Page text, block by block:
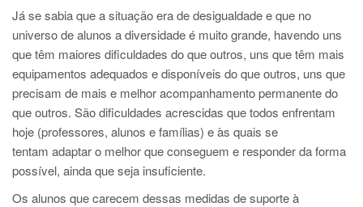
Já se sabia que a situação era de desigualdade e que no
universo de alunos a diversidade é muito grande, havendo uns
que têm maiores dificuldades do que outros, uns que têm mais
equipamentos adequados e disponíveis do que outros, uns que
precisam de mais e melhor acompanhamento permanente do
que outros. São dificuldades acrescidas que todos enfrentam
hoje (professores, alunos e famílias) e às quais se
tentam adaptar o melhor que conseguem e responder da forma
possível, ainda que seja insuficiente.
Os alunos que carecem dessas medidas de suporte à